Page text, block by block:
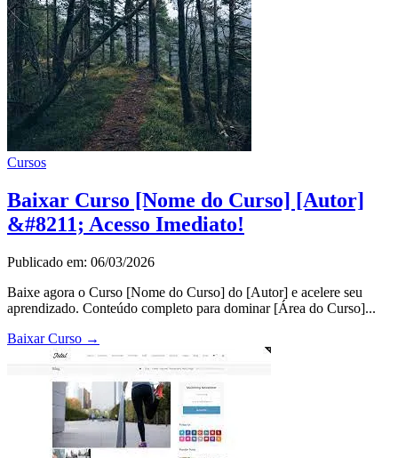
Cursos
Baixar Curso [Nome do Curso] [Autor]
&#8211; Acesso Imediato!
Publicado em: 06/03/2026
Baixe agora o Curso [Nome do Curso] do [Autor] e acelere seu
aprendizado. Conteúdo completo para dominar [Área do Curso]...
Baixar Curso →